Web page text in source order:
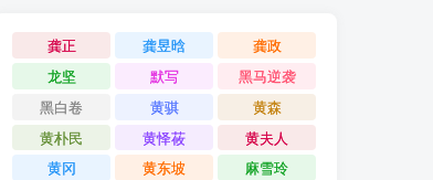
龚正 龚昱晗
龚政
龙坚
默写
黑马逆袭
黑白卷
黄骐
黄森
黄朴民
黄怿莜
黄夫人
黄冈
黄东坡
麻雪玲